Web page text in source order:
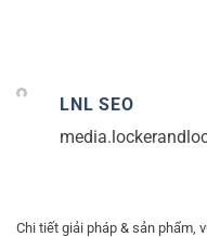
LNL SEO
Chi tiết giải pháp & sản phẩm,